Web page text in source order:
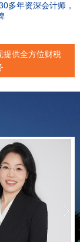
多年资深会计师，
提供全方位财税